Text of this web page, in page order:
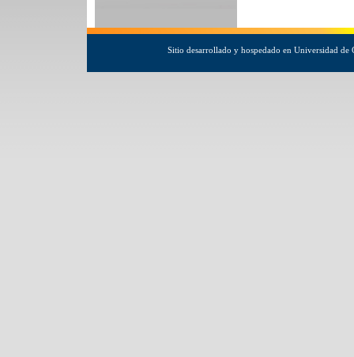
Sitio desarrollado y hospedado en Universidad de